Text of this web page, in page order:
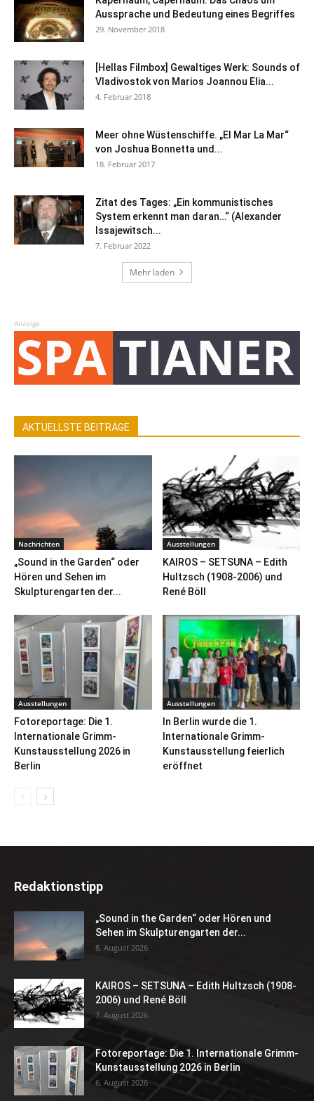
Aussprache und Bedeutung eines Begriffes
29. November 2018
[Hellas Filmbox] Gewaltiges Werk: Sounds of
Vladivostok von Marios Joannou Elia...
4. Februar 2018
Meer ohne Wüstenschiffe. „El Mar La Mar“
von Joshua Bonnetta und...
18. Februar 2017
Zitat des Tages: „Ein kommunistisches
System erkennt man daran…“ (Alexander
Issajewitsch...
7. Februar 2022
Mehr laden
Anzeige
AKTUELLSTE BEITRÄGE
Nachrichten
„Sound in the Garden“ oder
Hören und Sehen im
Skulpturengarten der...
Ausstellungen
KAIROS – SETSUNA – Edith
Hultzsch (1908-2006) und
René Böll
Ausstellungen
Fotoreportage: Die 1.
Internationale Grimm-
Kunstausstellung 2026 in
Berlin
Ausstellungen
In Berlin wurde die 1.
Internationale Grimm-
Kunstausstellung feierlich
eröffnet
Redaktionstipp
„Sound in the Garden“ oder Hören und
Sehen im Skulpturengarten der...
8. August 2026
KAIROS – SETSUNA – Edith Hultzsch (1908-
2006) und René Böll
7. August 2026
Fotoreportage: Die 1. Internationale Grimm-
Kunstausstellung 2026 in Berlin
6. August 2026